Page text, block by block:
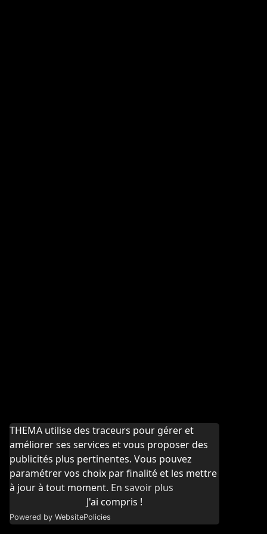
THEMA utilise des traceurs pour gérer et
améliorer ses services et vous proposer des
publicités plus pertinentes. Vous pouvez
paramétrer vos choix par finalité et les mettre
à jour à tout moment. En savoir plus
J'ai compris !
Powered by WebsitePolicies